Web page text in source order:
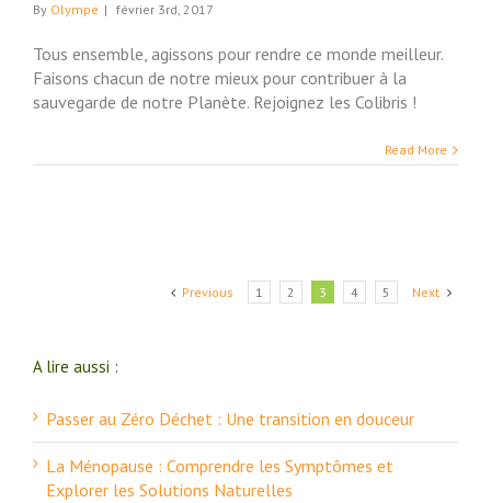
By Olympe | février 3rd, 2017
Tous ensemble, agissons pour rendre ce monde meilleur.
Faisons chacun de notre mieux pour contribuer à la
sauvegarde de notre Planète. Rejoignez les Colibris !
Read More
Previous 1 2 3 4 5 Next
A lire aussi :
Passer au Zéro Déchet : Une transition en douceur
La Ménopause : Comprendre les Symptômes et
Explorer les Solutions Naturelles